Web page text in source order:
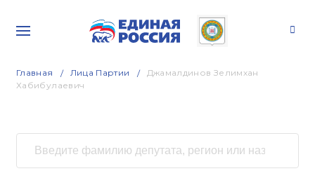
Главная Лица Партии
Джамалдинов Зелимхан
Хабибулаевич